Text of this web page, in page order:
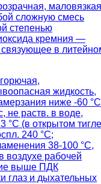
маловязкая
сложную смесь
степенью
кремния —
в
жидкость,
ниже -60
не раств. в воде,
°С (в открытом
240 °С;
38-100 °С,
рабочей
выше ПДК
глаз и дыхательных